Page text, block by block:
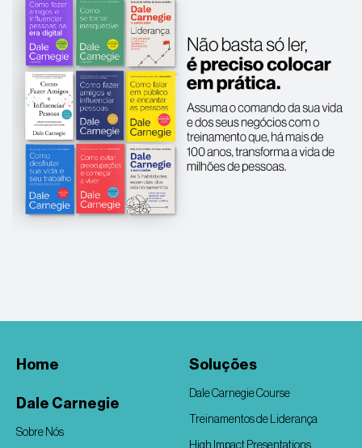
Home
Dale Carnegie
Sobre Nós
Soluções
Dale Carnegie Course
Treinamentos de Liderança
High Impact Presentations